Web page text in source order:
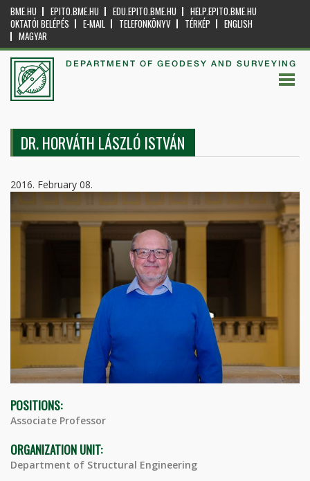
BME.HU EPITO.BME.HU EDU.EPITO.BME.HU
HELP.EPITO.BME.HU
OKTATÓI BELÉPÉS
E-MAIL TELEFONKÖNYV TÉRKÉP
ENGLISH
MAGYAR
DEPARTMENT OF GEODESY AND SURVEYING
DR. HORVÁTH LÁSZLÓ ISTVÁN
2016. February 08.
POSITIONS:
Associate Professor
ORGANIZATION UNIT:
Department of Structural Engineering